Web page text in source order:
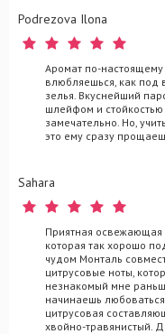
Podrezova Ilona
Аромат по-
влюбляешься, как под
зелья. Вкуснейший
шлейфом и стойкостью
замечательно. Но,
это ему сразу
Sahara
Приятная освежающая
которая так хорошо
чудом Монталь
цитрусовые ноты,
незнакомый мне
начинаешь
цитрусовая
хвойно-травянистый.